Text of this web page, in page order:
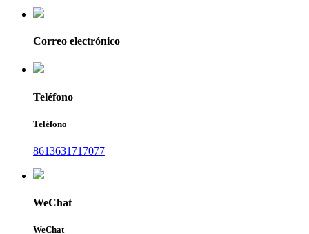
Correo electrónico
Teléfono
Teléfono
8613631717077
WeChat
WeChat